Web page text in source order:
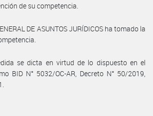
de su competencia.
DE ASUNTOS JURÍDICOS ha tomado la
se dicta en virtud de lo dispuesto en el
BID N° 5032/OC-AR, Decreto N° 50/2019,